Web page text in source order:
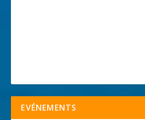
EVÉNEMENTS